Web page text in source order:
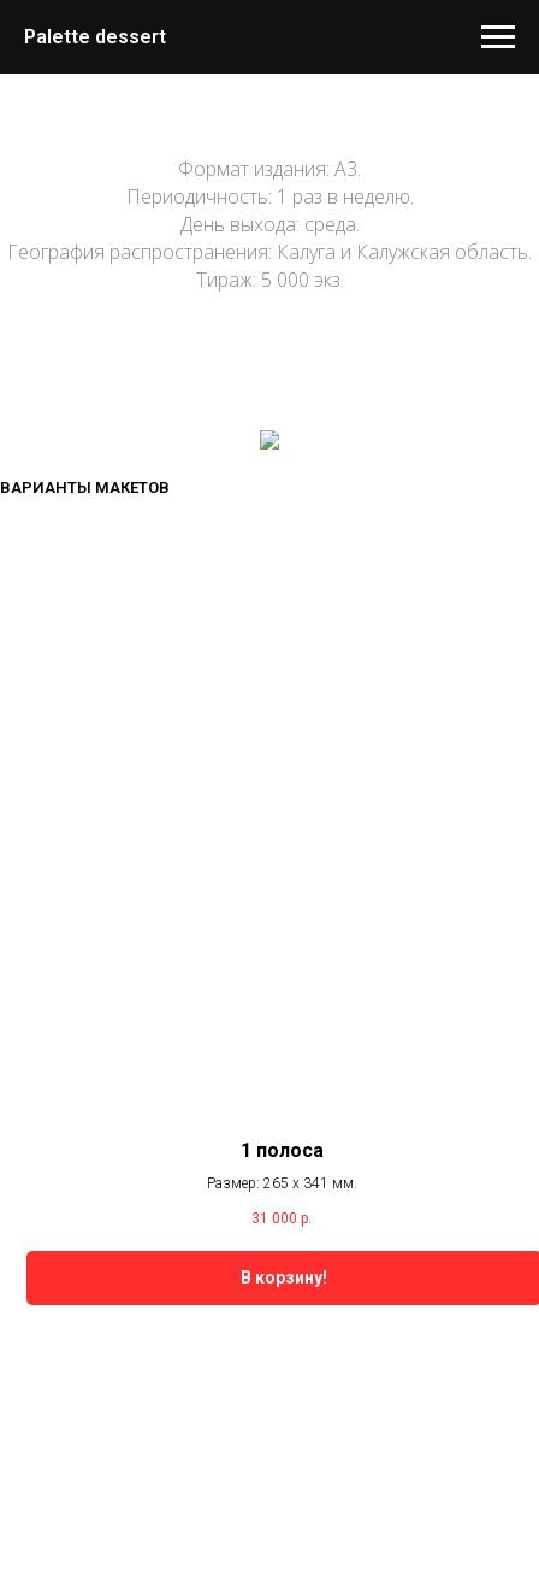
Palette dessert
Формат издания: A3.
Периодичность: 1 раз в неделю.
День выхода: среда.
География распространения: Калуга и Калужская область.
Тираж: 5 000 экз.
ВАРИАНТЫ МАКЕТОВ
1 полоса
Размер: 265 х 341 мм.
31 000 р.
В корзину!